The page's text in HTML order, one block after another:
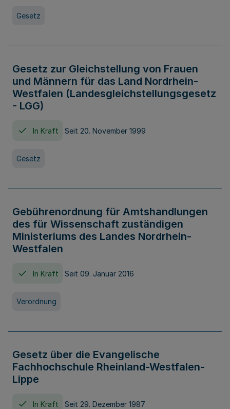
Gesetz
Gesetz zur Gleichstellung von Frauen
und Männern für das Land Nordrhein-
Westfalen (Landesgleichstellungsgesetz
- LGG)
In Kraft Seit 20. November 1999
Gesetz
Gebührenordnung für Amtshandlungen
des für Wissenschaft zuständigen
Ministeriums des Landes Nordrhein-
Westfalen
In Kraft Seit 09. Januar 2016
Verordnung
Gesetz über die Evangelische
Fachhochschule Rheinland-Westfalen-
Lippe
In Kraft Seit 29. Dezember 1987